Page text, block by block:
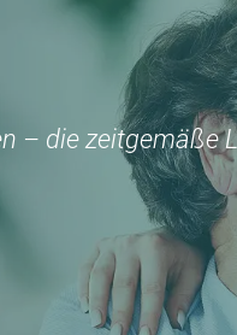
– die zeitgemäße